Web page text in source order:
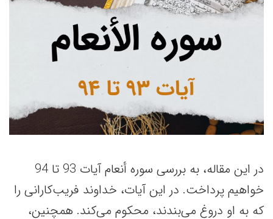
در این مقاله، به بررسی سوره أنعام آیات 93 تا 94
خواهیم پرداخت. در این آیات، خداوند فریب‌کارانی را
که به او دروغ می‌بندند، محکوم می‌کند. همچنین،